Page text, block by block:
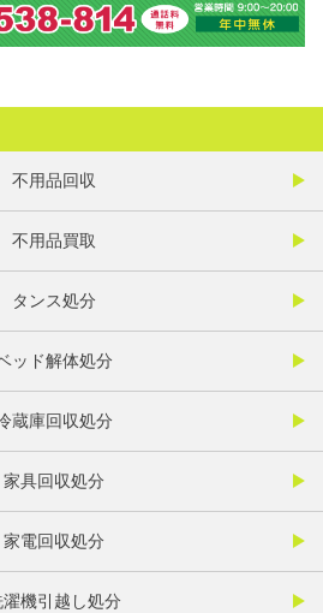
不用品回収
不用品買取
タンス処分
ッド解体処分
蔵庫回収処分
家具回収処分
家電回収処分
濯機引越し処分